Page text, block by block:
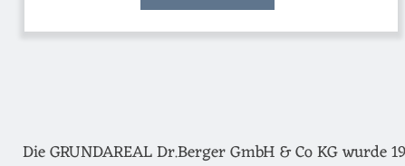
Die GRUNDAREAL Dr.Berger GmbH & Co KG